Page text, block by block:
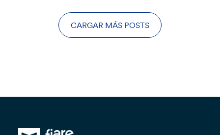
CARGAR MÁS POSTS